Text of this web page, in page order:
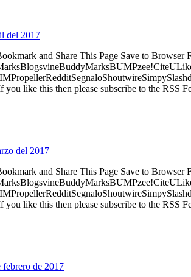
del 2017
and Share This Page Save to Browser
like this then please subscribe to the RSS
del 2017
and Share This Page Save to Browser
like this then please subscribe to the RSS
febrero de 2017